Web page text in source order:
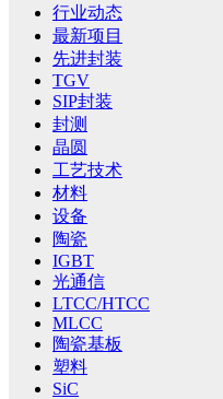
行业动态
最新项目
先进封装
TGV
SIP封装
封测
晶圆
工艺技术
材料
设备
陶瓷
IGBT
光通信
LTCC/HTCC
MLCC
陶瓷基板
塑料
SiC